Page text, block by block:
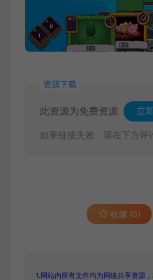
资源下载
此资源为免费资源 立
如果链接失效，请在下方评
收藏 (0)
1.网站内所有文件均为网络共享资源